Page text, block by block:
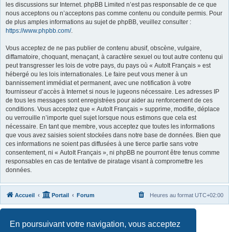
En poursuivant votre navigation, vous acceptez
les discussions sur Internet. phpBB Limited n’est pas responsable de ce que
nous acceptons ou n’acceptons pas comme contenu ou conduite permis. Pour
de plus amples informations au sujet de phpBB, veuillez consulter :
https://www.phpbb.com/.
Vous acceptez de ne pas publier de contenu abusif, obscène, vulgaire,
diffamatoire, choquant, menaçant, à caractère sexuel ou tout autre contenu qui
peut transgresser les lois de votre pays, du pays où « AutoIt Français » est
hébergé ou les lois internationales. Le faire peut vous mener à un
bannissement immédiat et permanent, avec une notification à votre
fournisseur d’accès à Internet si nous le jugeons nécessaire. Les adresses IP
de tous les messages sont enregistrées pour aider au renforcement de ces
conditions. Vous acceptez que « AutoIt Français » supprime, modifie, déplace
ou verrouille n’importe quel sujet lorsque nous estimons que cela est
nécessaire. En tant que membre, vous acceptez que toutes les informations
que vous avez saisies soient stockées dans notre base de données. Bien que
ces informations ne soient pas diffusées à une tierce partie sans votre
consentement, ni « AutoIt Français », ni phpBB ne pourront être tenus comme
responsables en cas de tentative de piratage visant à compromettre les
données.
Accueil Portail Forum Heures au format UTC+02:00
Traduit parphpBB-fr.com